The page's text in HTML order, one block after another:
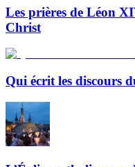
Les prières de Léon
Christ
Qui écrit les discours